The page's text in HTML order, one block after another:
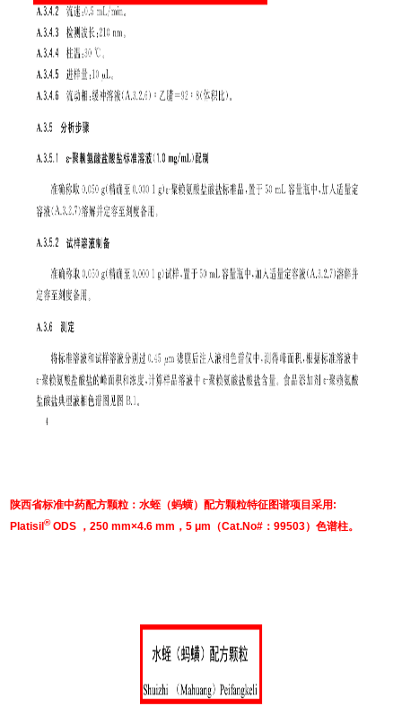
陕西省标准中药配方颗粒：水蛭（蚂蟥）配方颗粒特征图谱项目采用:
Platisil®ODS ，250 mm×4.6 mm，5 μm（Cat.No#：99503）色谱柱。